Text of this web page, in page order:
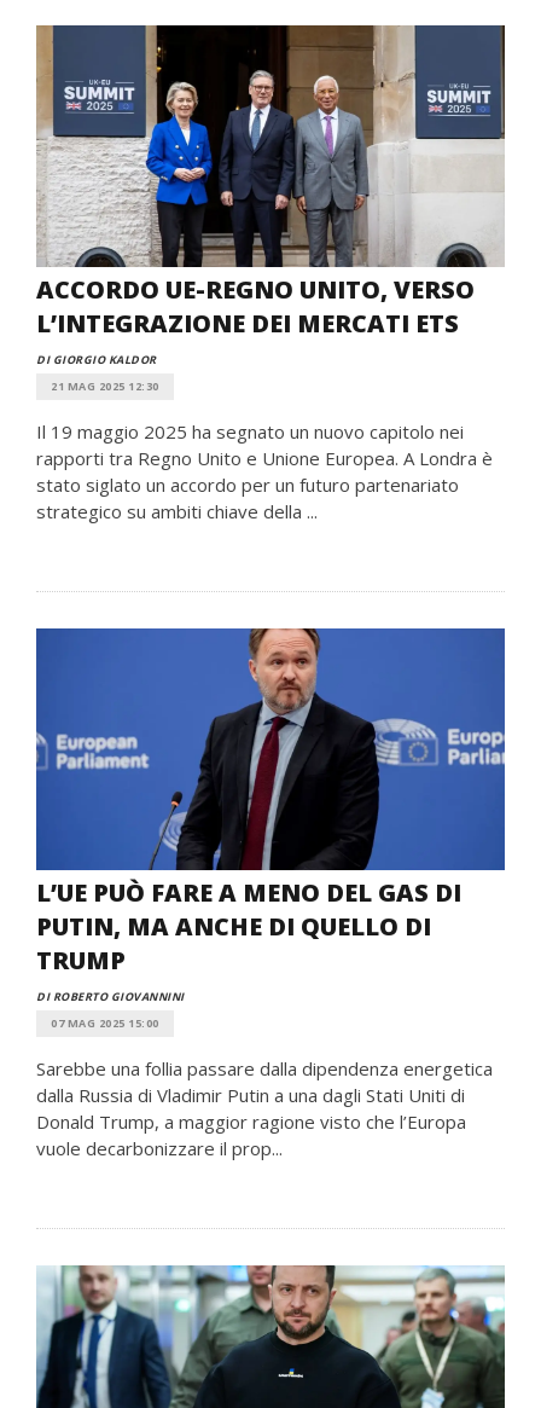
ACCORDO UE-REGNO UNITO, VERSO
L’INTEGRAZIONE DEI MERCATI ETS
DI GIORGIO KALDOR
21 MAG 2025 12:30
Il 19 maggio 2025 ha segnato un nuovo capitolo nei
rapporti tra Regno Unito e Unione Europea. A Londra è
stato siglato un accordo per un futuro partenariato
strategico su ambiti chiave della ...
L’UE PUÒ FARE A MENO DEL GAS DI
PUTIN, MA ANCHE DI QUELLO DI
TRUMP
DI ROBERTO GIOVANNINI
07 MAG 2025 15:00
Sarebbe una follia passare dalla dipendenza energetica
dalla Russia di Vladimir Putin a una dagli Stati Uniti di
Donald Trump, a maggior ragione visto che l’Europa
vuole decarbonizzare il prop...